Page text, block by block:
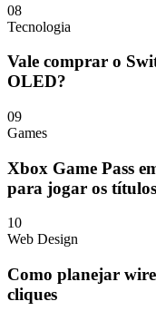
08
Tecnologia
Vale comprar o
OLED?
09
Games
Xbox Game Pass
para jogar os títulos
10
Web Design
Como planejar
cliques